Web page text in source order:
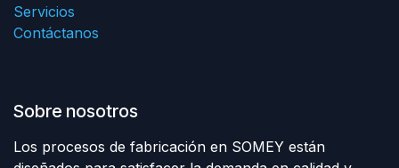
Servicios
Contáctanos
Sobre nosotros
Los procesos de fabricación en SOMEY están